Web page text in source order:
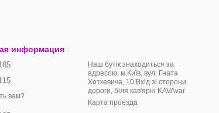
информация
вам?
Наш бутік знаходиться за
адресою: м.Київ, вул. Гната
Хоткевича, 10 Вхід зі сторони
дороги, біля кав'ярні KAVAvar
Карта проезда